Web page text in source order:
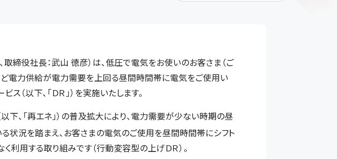
締役社長：武山 徳彦）は、低圧で電気をお使いのお客さま（ご
電力供給が電力需要を上回る昼間時間帯に電気をご使用い
（以下、「ＤＲ」）を実施いたします。
、「再エネ」）の普及拡大により、電力需要が少ない時期の昼
状況を踏まえ、お客さまの電気のご使用を昼間時間帯にシフト
利用する取り組みです（行動変容型の上げＤＲ）。